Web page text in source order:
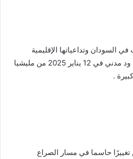
السودان وتداعياتها الإقليمية
والدولية ، يبقى تحرير مدينة ود مدني في 12 يناير 2025 من مليشيا
.
حاسما في مسار الصراع